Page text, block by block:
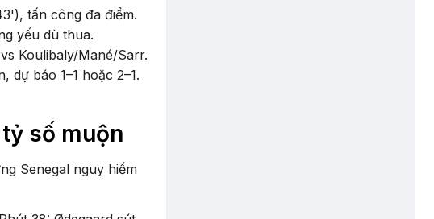
tấn công đa điểm.
yếu dù thua.
Koulibaly/Mané/Sarr.
báo 1–1 hoặc 2–1.
số muộn
Senegal nguy hiểm